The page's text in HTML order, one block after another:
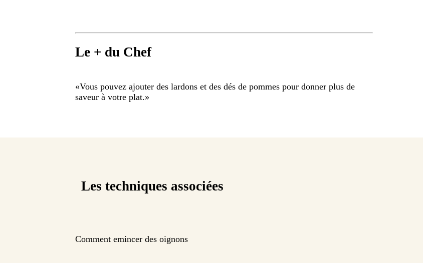
Le + du Chef
«Vous pouvez ajouter des lardons et des dés de pommes pour donner plus de
saveur à votre plat.»
Les techniques associées
Comment emincer des oignons